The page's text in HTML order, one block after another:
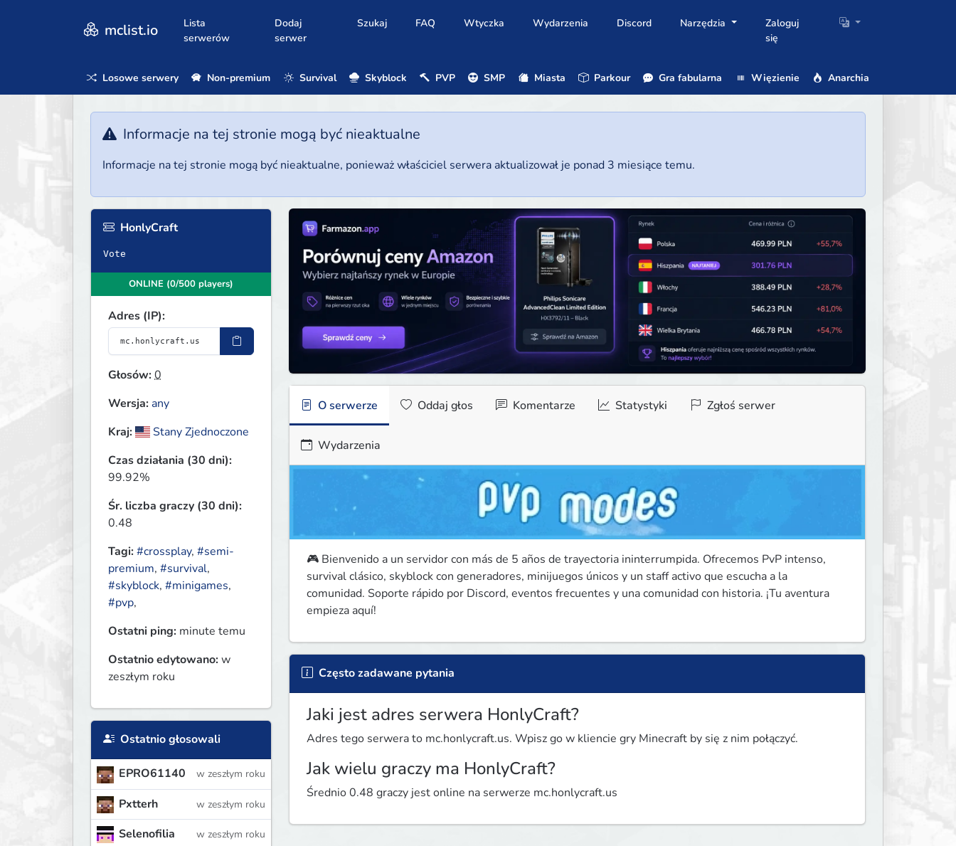
mclist.io
Lista
serwerów
Dodaj
serwer
Szukaj FAQ Wtyczka Wydarzenia Discord Narzędzia
Zaloguj
się
Losowe serwery Non-premium Survival Skyblock PVP SMP Miasta Parkour Gra fabularna Więzienie Anarchia
Informacje na tej stronie mogą być nieaktualne
Informacje na tej stronie mogą być nieaktualne, ponieważ właściciel serwera aktualizował je ponad 3 miesiące temu.
HonlyCraft
Vote
ONLINE (0/500 players)
Adres (IP):
Głosów:0
Wersja: any
Kraj:
Stany Zjednoczone
Czas działania (30 dni):
99.92%
Śr. liczba graczy (30 dni):
0.48
Tagi:#crossplay, #semi-
premium, #survival,
#skyblock, #minigames,
#pvp,
Ostatni ping: minute temu
Ostatnio edytowano:w
zeszłym roku
Ostatnio głosowali
EPRO61140 w zeszłym roku
Pxtterh w zeszłym roku
Selenofilia w zeszłym roku
O serwerze Oddaj głos Komentarze Statystyki Zgłoś serwer
Wydarzenia
🎮 Bienvenido a un servidor con más de 5 años de trayectoria ininterrumpida. Ofrecemos PvP intenso,
survival clásico, skyblock con generadores, minijuegos únicos y un staff activo que escucha a la
comunidad. Soporte rápido por Discord, eventos frecuentes y una comunidad con historia. ¡Tu aventura
empieza aquí!
Często zadawane pytania
Jaki jest adres serwera HonlyCraft?
Adres tego serwera to mc.honlycraft.us. Wpisz go w kliencie gry Minecraft by się z nim połączyć.
Jak wielu graczy ma HonlyCraft?
Średnio 0.48 graczy jest online na serwerze mc.honlycraft.us